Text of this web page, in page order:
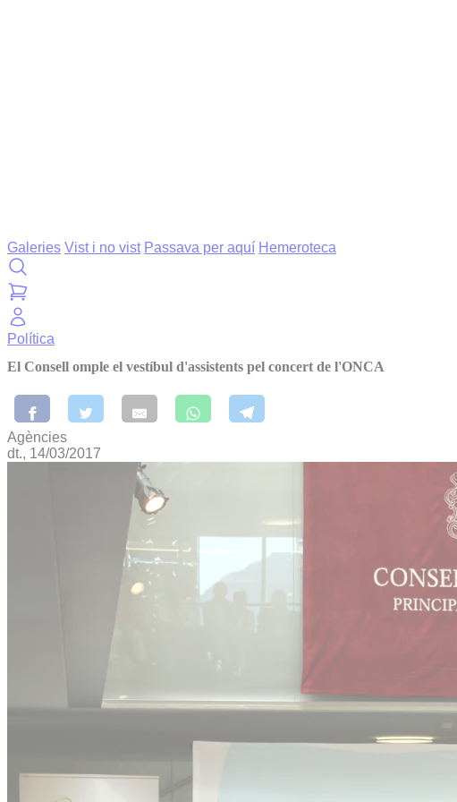
Galeries Vist i no vist Passava per aquí Hemeroteca
Política
El Consell omple el vestíbul d'assistents pel concert de l'ONCA
Agències
dt., 14/03/2017